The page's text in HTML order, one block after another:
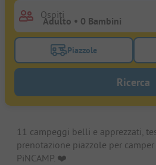
Ospiti
Attivare il filtro
Piazzole
Ricerca
11 campeggi belli e apprezzati,
prenotazione piazzole per
PiNCAMP. ❤️️